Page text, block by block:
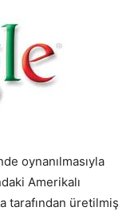
oynanılmasıyla
Amerikalı
tarafından üretilmiş